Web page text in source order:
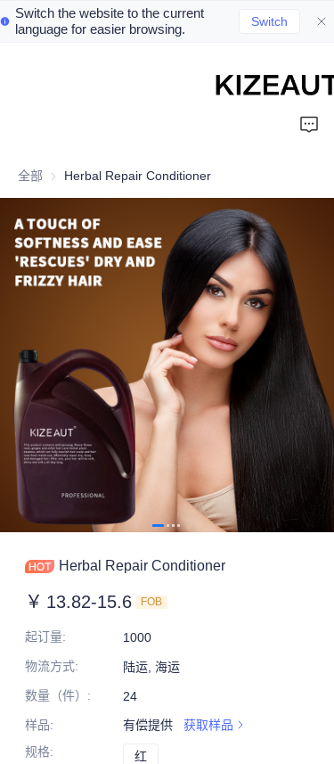
Switch the website to the current
language for easier browsing.
Switch
全部 Herbal Repair Conditioner
Herbal Repair Conditioner
￥ 13.82-15.6 FOB
起订量:
1000
物流方式:
陆运, 海运
数量（件） :
24
样品: 有偿提供
获取样品
规格: 红
hair mud
Perm cream